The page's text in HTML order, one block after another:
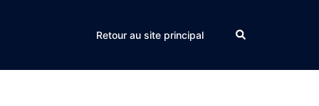
Retour au site principal Search